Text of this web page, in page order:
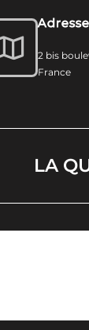
Adresse
2 bis
France
LA